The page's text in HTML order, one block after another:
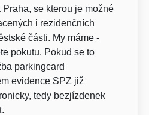
Praha, se kterou je možné
i rezidenčních
části. My máme -
pokutu. Pokud se to
parkingcard
evidence SPZ již
tedy bezjízdenek